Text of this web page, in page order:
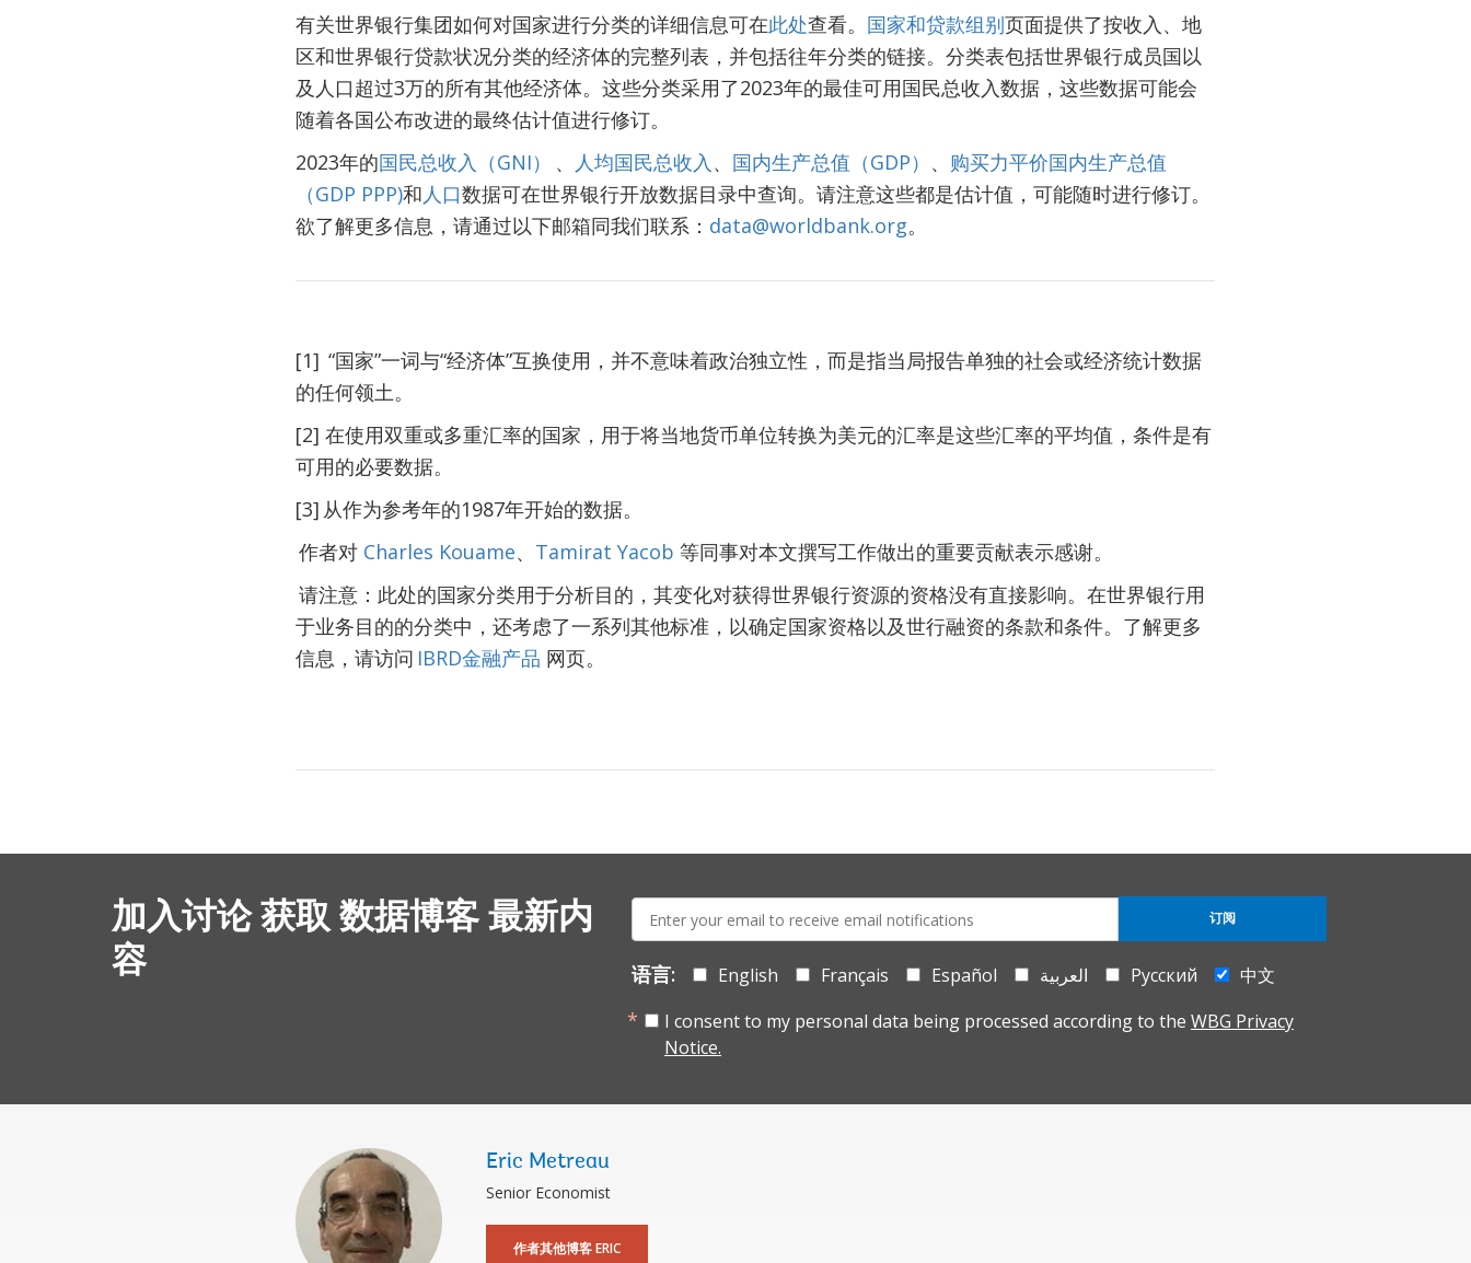
有关世界银行集团如何对国家进行分类的详细信息可在此处查看。 国家和贷款组别页面提供了按收入、地
区和世界银行贷款状况分类的经济体的完整列表，并包括往年分类的链接。分类表包括世界银行成员国以
及人口超过3万的所有其他经济体。这些分类采用了2023年的最佳可用国民总收入数据，这些数据可能会
随着各国公布改进的最终估计值进行修订。
2023年的国民总收入（GNI） 、 人均国民总收入 、 国内生产总值（GDP） 、 购买力平价国内生产总值
（GDP PPP)和人口数据可在世界银行开放数据目录中查询。请注意这些都是估计值，可能随时进行修订。
欲了解更多信息，请通过以下邮箱同我们联系： data@worldbank.org。
[1] “国家”一词与“经济体”互换使用，并不意味着政治独立性，而是指当局报告单独的社会或经济统计数据
的任何领土。
[2] 在使用双重或多重汇率的国家，用于将当地货币单位转换为美元的汇率是这些汇率的平均值，条件是有
可用的必要数据。
[3] 从作为参考年的1987年开始的数据。
作者对 Charles Kouame、 Tamirat Yacob 等同事对本文撰写工作做出的重要贡献表示感谢。
请注意：此处的国家分类用于分析目的，其变化对获得世界银行资源的资格没有直接影响。在世界银行用
于业务目的的分类中，还考虑了一系列其他标准，以确定国家资格以及世行融资的条款和条件。了解更多
信息，请访问 IBRD金融产品 网页。
加入讨论 获取 数据博客 最新内
容
mail:
语言: English Français Español العربية Русский
中文
I consent to my personal data being processed according to the WBG Privacy
Notice.
订阅
Eric Metreau
Senior Economist
作者其他博客 ERIC